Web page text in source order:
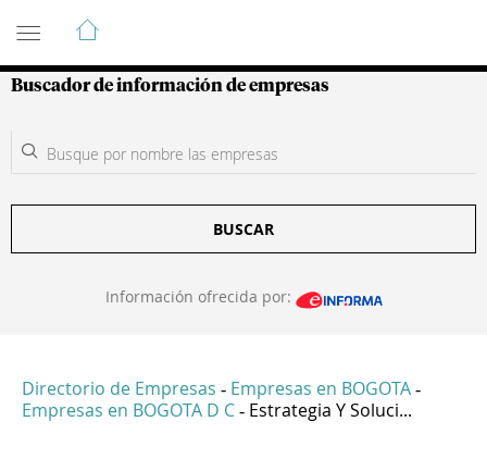
Guía de Empresas Colombianas
Buscador de información de empresas
BUSCAR
Información ofrecida por:
Directorio de Empresas - Empresas en BOGOTA -
Empresas en BOGOTA D C - Estrategia Y Soluci...